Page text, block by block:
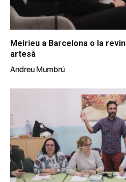
Meirieu a Barcelona o la
artesà
Andreu Mumbrú